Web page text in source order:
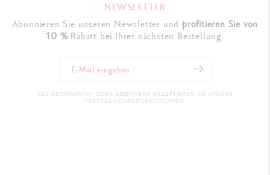
NEWSLETTER
Abonnieren Sie unseren Newsletter undprofitieren Sie von
10 %Rabatt bei Ihrer nächsten Bestellung.
ALS ABONNENTIN ODER ABONNENT AKZEPTIEREN SIE UNSERE
VERTRAULICHKEITSRICHTLINIEN.